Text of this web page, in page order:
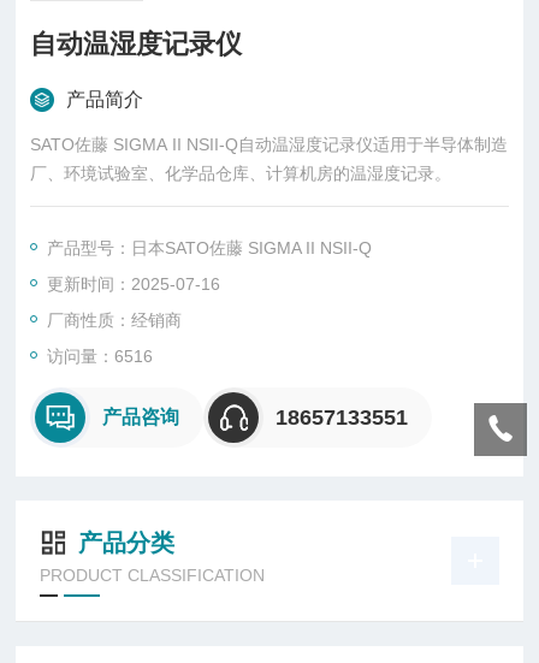
自动温湿度记录仪
产品简介
SATO佐藤 SIGMA II NSII-Q自动温湿度记录仪适用于半导体制造
厂、环境试验室、化学品仓库、计算机房的温湿度记录。
产品型号：日本SATO佐藤 SIGMA II NSII-Q
更新时间：2025-07-16
厂商性质：经销商
访问量：6516
产品咨询 18657133551
产品分类
PRODUCT CLASSIFICATION